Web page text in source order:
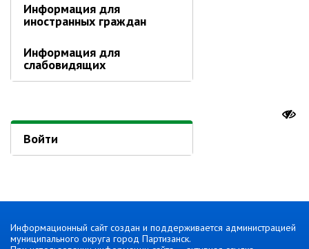
Информация для
иностранных граждан
Информация для
слабовидящих
Войти
Информационный сайт создан и поддерживается администрацией
муниципального округа город Партизанск.